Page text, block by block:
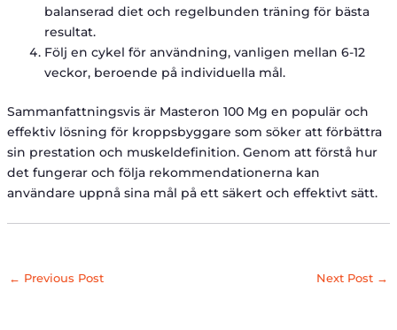
balanserad diet och regelbunden träning för bästa
resultat.
Följ en cykel för användning, vanligen mellan 6-12
veckor, beroende på individuella mål.
Sammanfattningsvis är Masteron 100 Mg en populär och
effektiv lösning för kroppsbyggare som söker att förbättra
sin prestation och muskeldefinition. Genom att förstå hur
det fungerar och följa rekommendationerna kan
användare uppnå sina mål på ett säkert och effektivt sätt.
← Previous Post Next Post →